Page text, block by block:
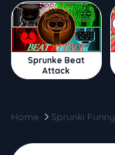
Sprunke Beat
Attack
Home Sprunki Funny